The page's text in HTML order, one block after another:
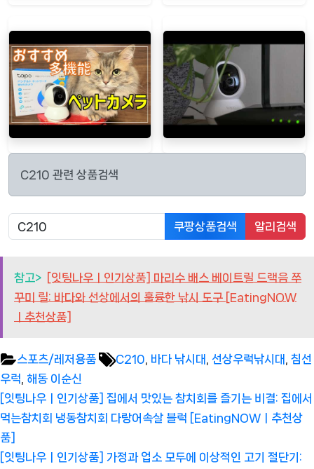
C210 관련 상품검색
쿠팡상품검색 알리검색
참고>
[잇팅나우ㅣ인기상품] 마리수 배스 베이트릴 드랙음 쭈
꾸미 릴: 바다와 선상에서의 훌륭한 낚시 도구 [EatingNOW
ㅣ추천상품]
스포츠/레저용품 Tags:
C210 바다 낚시대 선상우럭낚시대
침선
우럭 해동 이순신
글
탐
색
Previous
Post:
[잇팅나우ㅣ인기상품] 집에서 맛있는 참치회를 즐기는 비결: 집에서
먹는참치회 냉동참치회 다랑어속살 블럭 [EatingNOWㅣ추천상
품]
Next
[잇팅나우ㅣ인기상품] 가정과 업소 모두에 이상적인 고기 절단기: